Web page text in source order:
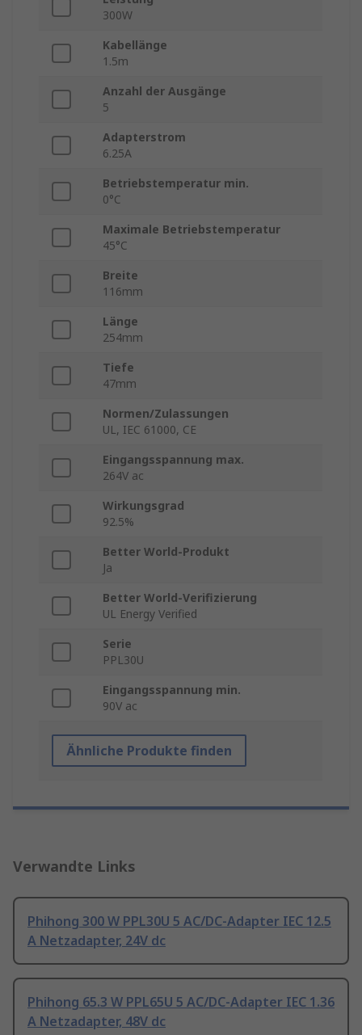
300W
Kabellänge
1.5m
Anzahl der Ausgänge
5
Adapterstrom
6.25A
Betriebstemperatur min.
0°C
Maximale Betriebstemperatur
45°C
Breite
116mm
Länge
254mm
Tiefe
47mm
Normen/Zulassungen
UL, IEC 61000, CE
Eingangsspannung max.
264V ac
Wirkungsgrad
92.5%
Better World-Produkt
Ja
Better World-Verifizierung
UL Energy Verified
Serie
PPL30U
Eingangsspannung min.
90V ac
Ähnliche Produkte finden
Verwandte Links
Phihong 300 W PPL30U 5 AC/DC-Adapter IEC 12.5
A Netzadapter, 24V dc
Phihong 65.3 W PPL65U 5 AC/DC-Adapter IEC 1.36
A Netzadapter, 48V dc